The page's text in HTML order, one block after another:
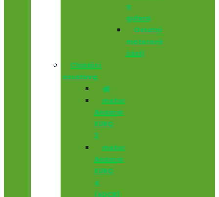
a
gufera
Ostatní
motorové
části
Chladící
soustava
motor
Andoria
EURO
3
motor
Andoria
EURO
4
(ADCR)